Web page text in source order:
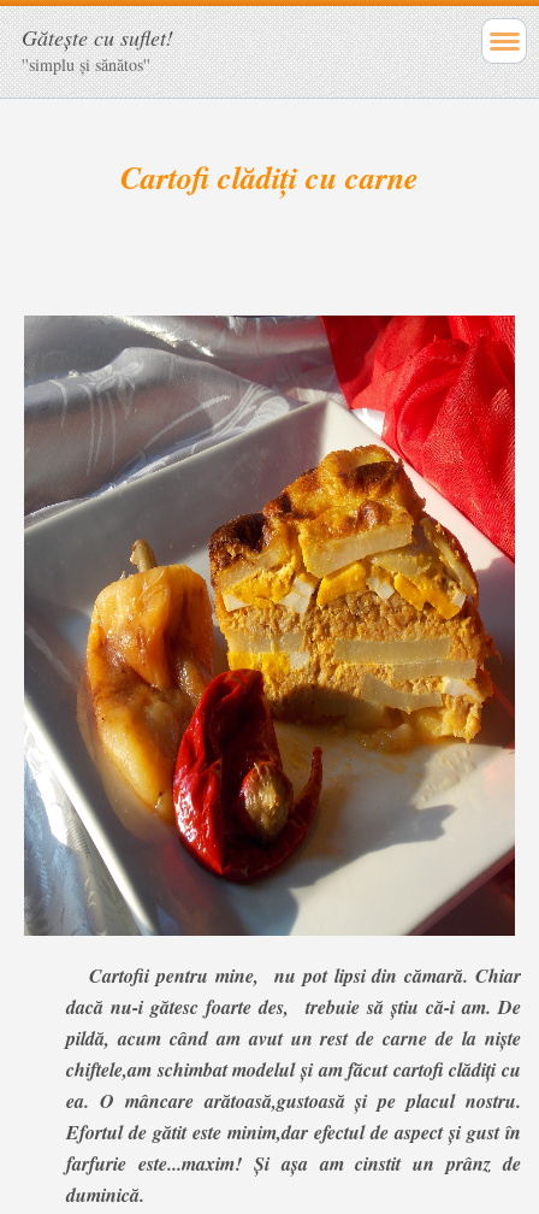
Găteşte cu suflet!
''simplu şi sănătos''
Cartofi clădiți cu carne
Cartofii pentru mine, nu pot lipsi din cămară. Chiar
dacă nu-i gătesc foarte des, trebuie să știu că-i am. De
pildă, acum când am avut un rest de carne de la niște
chiftele,am schimbat modelul și am făcut cartofi clădiți cu
ea. O mâncare arătoasă,gustoasă și pe placul nostru.
Efortul de gătit este minim,dar efectul de aspect și gust în
farfurie este...maxim! Și așa am cinstit un prânz de
duminică.